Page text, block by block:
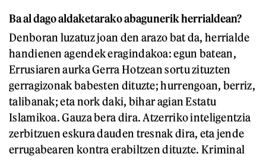
Ba al dago aldaketarako abagunerik herrialdean?
Denboran luzatuz joan den arazo bat da, herrialde
handienen agendek eragindakoa: egun batean,
Errusiaren aurka Gerra Hotzean sortu zituzten
gerragizonak babesten dituzte; hurrengoan, berriz,
talibanak; eta nork daki, bihar agian Estatu
Islamikoa. Gauza bera dira. Atzerriko inteligentzia
zerbitzuen eskura dauden tresnak dira, eta jende
errugabearen kontra erabiltzen dituzte. Kriminal